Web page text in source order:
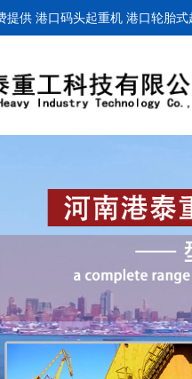
提供 港口码头起重机 港口轮胎式